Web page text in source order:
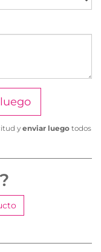
y enviar luego todos